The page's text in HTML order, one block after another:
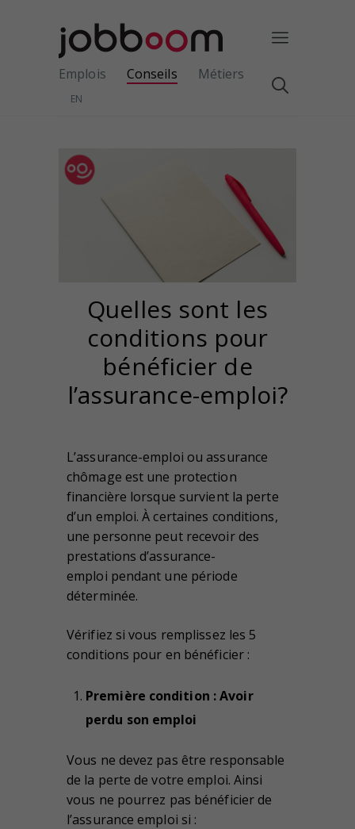
Emplois Conseils Métiers
EN
Quelles sont les
conditions pour
bénéficier de
l’assurance-emploi?
L’assurance-emploi ou assurance
chômage est une protection
financière lorsque survient la perte
d’un emploi. À certaines conditions,
une personne peut recevoir des
prestations d’assurance-
emploi pendant une période
déterminée.
Vérifiez si vous remplissez les 5
conditions pour en bénéficier :
Première condition : Avoir
perdu son emploi
Vous ne devez pas être responsable
de la perte de votre emploi. Ainsi
vous ne pourrez pas bénéficier de
l’assurance emploi si :